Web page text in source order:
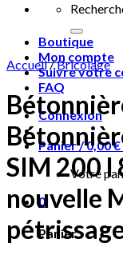
Boutique
Mon compte
Suivre votre
FAQ
Connexion
Panier /0,00€
Votre
0
Panier
Accueil/Bricolage
SIM 200 l
nouvelle